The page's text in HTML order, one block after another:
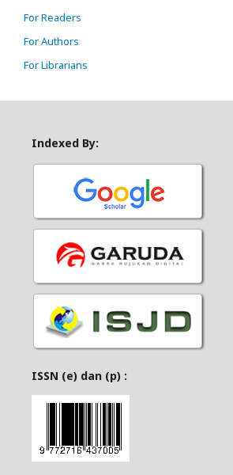
For Readers
For Authors
For Librarians
Indexed By:
ISSN (e) dan (p) :